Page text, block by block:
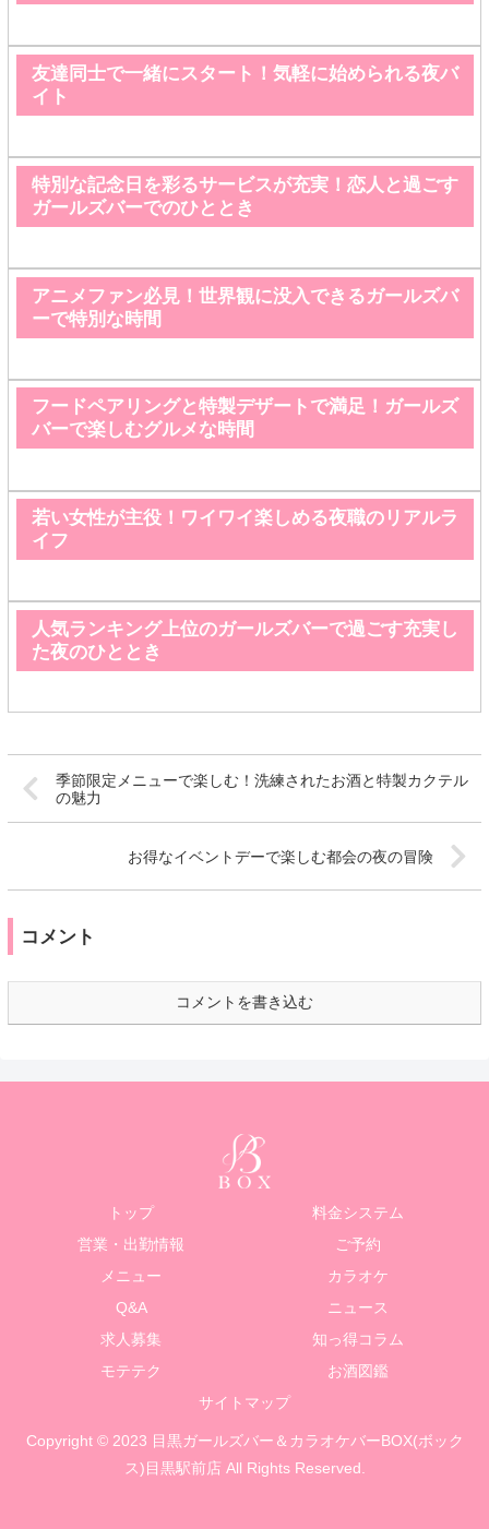
友達同士で一緒にスタート！気軽に始められる夜バ
イト
特別な記念日を彩るサービスが充実！恋人と過ごす
ガールズバーでのひととき
アニメファン必見！世界観に没入できるガールズバ
ーで特別な時間
フードペアリングと特製デザートで満足！ガールズ
バーで楽しむグルメな時間
若い女性が主役！ワイワイ楽しめる夜職のリアルラ
イフ
人気ランキング上位のガールズバーで過ごす充実し
た夜のひととき
季節限定メニューで楽しむ！洗練されたお酒と特製カクテル
の魅力
お得なイベントデーで楽しむ都会の夜の冒険
コメント
コメントを書き込む
トップ
料金システム
営業・出勤情報
ご予約
メニュー
カラオケ
Q&A
ニュース
求人募集
知っ得コラム
モテテク
お酒図鑑
サイトマップ
Copyright © 2023 目黒ガールズバー＆カラオケバーBOX(ボック
ス)目黒駅前店 All Rights Reserved.